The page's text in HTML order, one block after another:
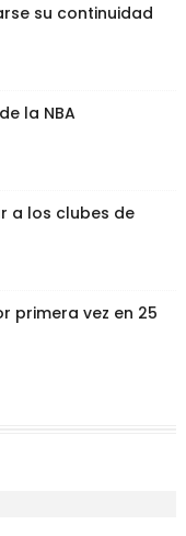
su continuidad
la NBA
a los clubes de
primera vez en 25